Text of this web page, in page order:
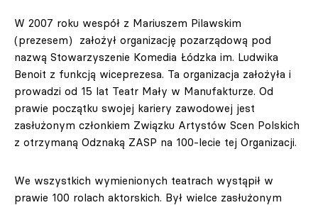
W 2007 roku wespół z Mariuszem Pilawskim
(prezesem) założył organizację pozarządową pod
nazwą Stowarzyszenie Komedia Łódzka im. Ludwika
Benoit z funkcją wiceprezesa. Ta organizacja założyła i
prowadzi od 15 lat Teatr Mały w Manufakturze. Od
prawie początku swojej kariery zawodowej jest
zasłużonym członkiem Związku Artystów Scen Polskich
z otrzymaną Odznaką ZASP na 100-lecie tej Organizacji.
We wszystkich wymienionych teatrach wystąpił w
prawie 100 rolach aktorskich. Był wielce zasłużonym